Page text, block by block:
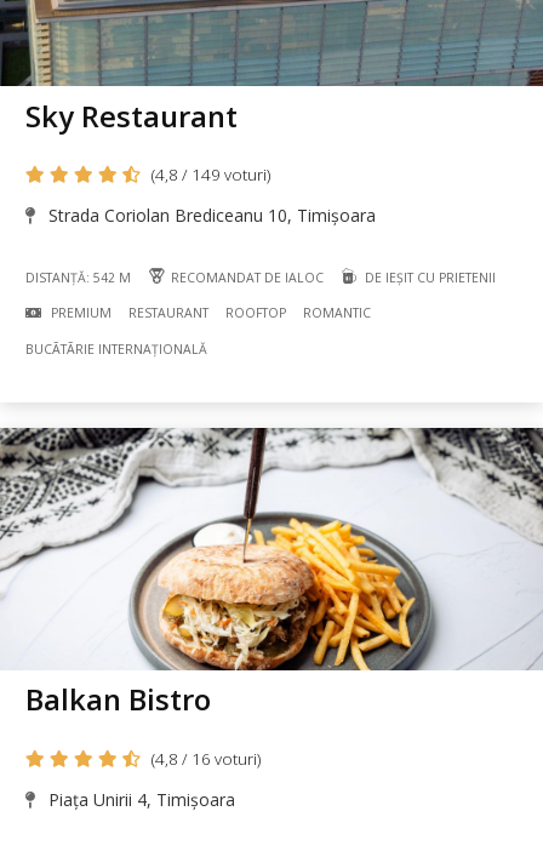
Sky Restaurant
(4,8 / 149 voturi)
Strada Coriolan Brediceanu 10, Timișoara
DISTANȚĂ: 542 M RECOMANDAT DE IALOC DE IEȘIT CU PRIETENII
PREMIUM RESTAURANT ROOFTOP ROMANTIC
BUCÃTÃRIE INTERNAȚIONALĂ
Balkan Bistro
(4,8 / 16 voturi)
Piața Unirii 4, Timișoara